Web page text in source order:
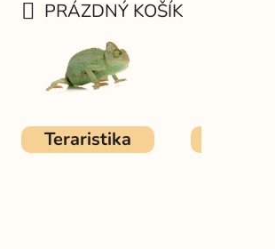
KOŠÍK
PRÁZDNÝ KOŠÍK
Teraristika